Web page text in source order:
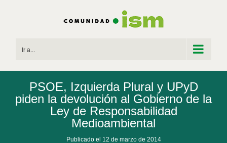
Ir a...
PSOE, Izquierda Plural y UPyD
piden la devolución al Gobierno de la
Ley de Responsabilidad
Medioambiental
Publicado el 12 de marzo de 2014